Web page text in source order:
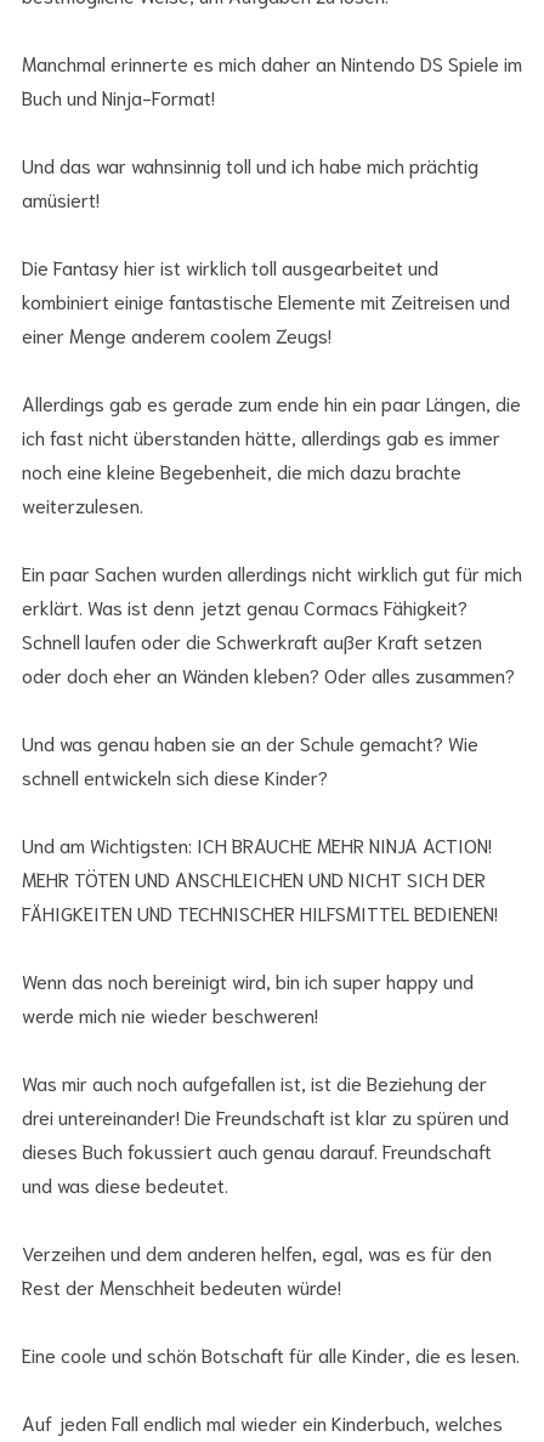
Manchmal erinnerte es mich daher an Nintendo DS Spiele im
Buch und Ninja-Format!
Und das war wahnsinnig toll und ich habe mich prächtig
amüsiert!
Die Fantasy hier ist wirklich toll ausgearbeitet und
kombiniert einige fantastische Elemente mit Zeitreisen und
einer Menge anderem coolem Zeugs!
Allerdings gab es gerade zum ende hin ein paar Längen, die
ich fast nicht überstanden hätte, allerdings gab es immer
noch eine kleine Begebenheit, die mich dazu brachte
weiterzulesen.
Ein paar Sachen wurden allerdings nicht wirklich gut für mich
erklärt. Was ist denn jetzt genau Cormacs Fähigkeit?
Schnell laufen oder die Schwerkraft außer Kraft setzen
oder doch eher an Wänden kleben? Oder alles zusammen?
Und was genau haben sie an der Schule gemacht? Wie
schnell entwickeln sich diese Kinder?
Und am Wichtigsten: ICH BRAUCHE MEHR NINJA ACTION!
MEHR TÖTEN UND ANSCHLEICHEN UND NICHT SICH DER
FÄHIGKEITEN UND TECHNISCHER HILFSMITTEL BEDIENEN!
Wenn das noch bereinigt wird, bin ich super happy und
werde mich nie wieder beschweren!
Was mir auch noch aufgefallen ist, ist die Beziehung der
drei untereinander! Die Freundschaft ist klar zu spüren und
dieses Buch fokussiert auch genau darauf. Freundschaft
und was diese bedeutet.
Verzeihen und dem anderen helfen, egal, was es für den
Rest der Menschheit bedeuten würde!
Eine coole und schön Botschaft für alle Kinder, die es lesen.
Auf jeden Fall endlich mal wieder ein Kinderbuch, welches